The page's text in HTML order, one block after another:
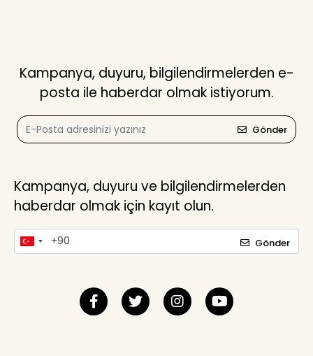
Kampanya, duyuru, bilgilendirmelerden e-
posta ile haberdar olmak istiyorum.
Gönder
Kampanya, duyuru ve bilgilendirmelerden
haberdar olmak için kayıt olun.
Gönder